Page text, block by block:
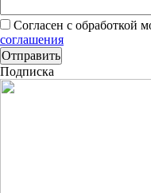
Согласен с обработкой
соглашения
Подписка